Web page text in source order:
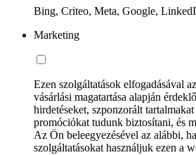
Bing, Criteo, Meta, Google,
Marketing
Ezen szolgáltatások elfogadásával
vásárlási magatartása alapján
hirdetéseket, szponzorált
promóciókat tudunk biztosítani, és
Az Ön beleegyezésével az alábbi,
szolgáltatásokat használjuk ezen a